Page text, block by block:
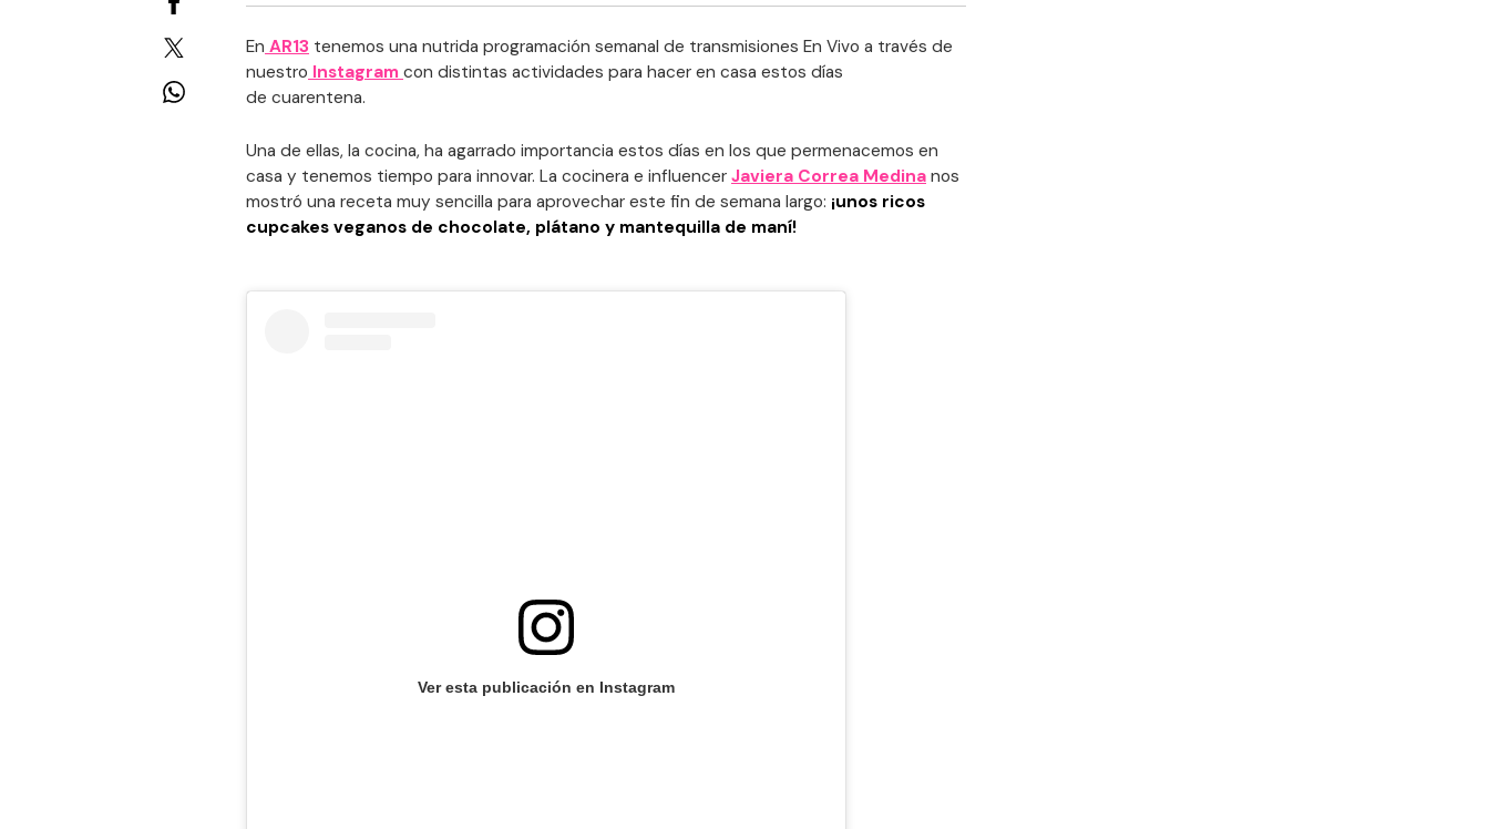
En AR13 tenemos una nutrida programación semanal de transmisiones En Vivo a través de
nuestro Instagram con distintas actividades para hacer en casa estos días
de cuarentena.
Una de ellas, la cocina, ha agarrado importancia estos días en los que permenacemos en
casa y tenemos tiempo para innovar. La cocinera e influencer Javiera Correa Medina nos
mostró una receta muy sencilla para aprovechar este fin de semana largo: ¡unos ricos
cupcakes veganos de chocolate, plátano y mantequilla de maní!
Ver esta publicación en Instagram